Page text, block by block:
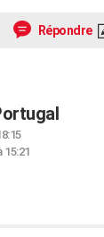
Répondre
15:21